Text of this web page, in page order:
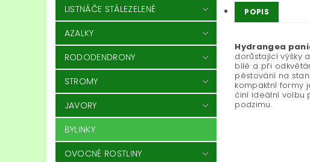
LISTNÁČE STÁLEZELENÉ
AZALKY
RODODENDRONY
STROMY
JAVORY
BYLINKY
OVOCNÉ ROSTLINY
POPIS
Hydrangea
dorůstající výšky
bílé a při
pěstování na
kompaktní formy
činí ideální volbu
podzimu.